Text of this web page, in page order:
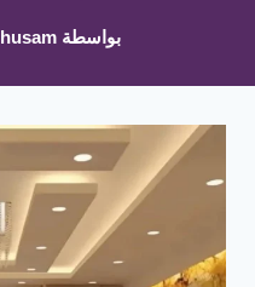
بواسطة husam